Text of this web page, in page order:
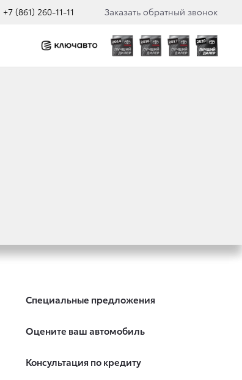
+7 (861) 260-11-11 Заказать обратный звонок
Специальные предложения
Оцените ваш автомобиль
Консультация по кредиту